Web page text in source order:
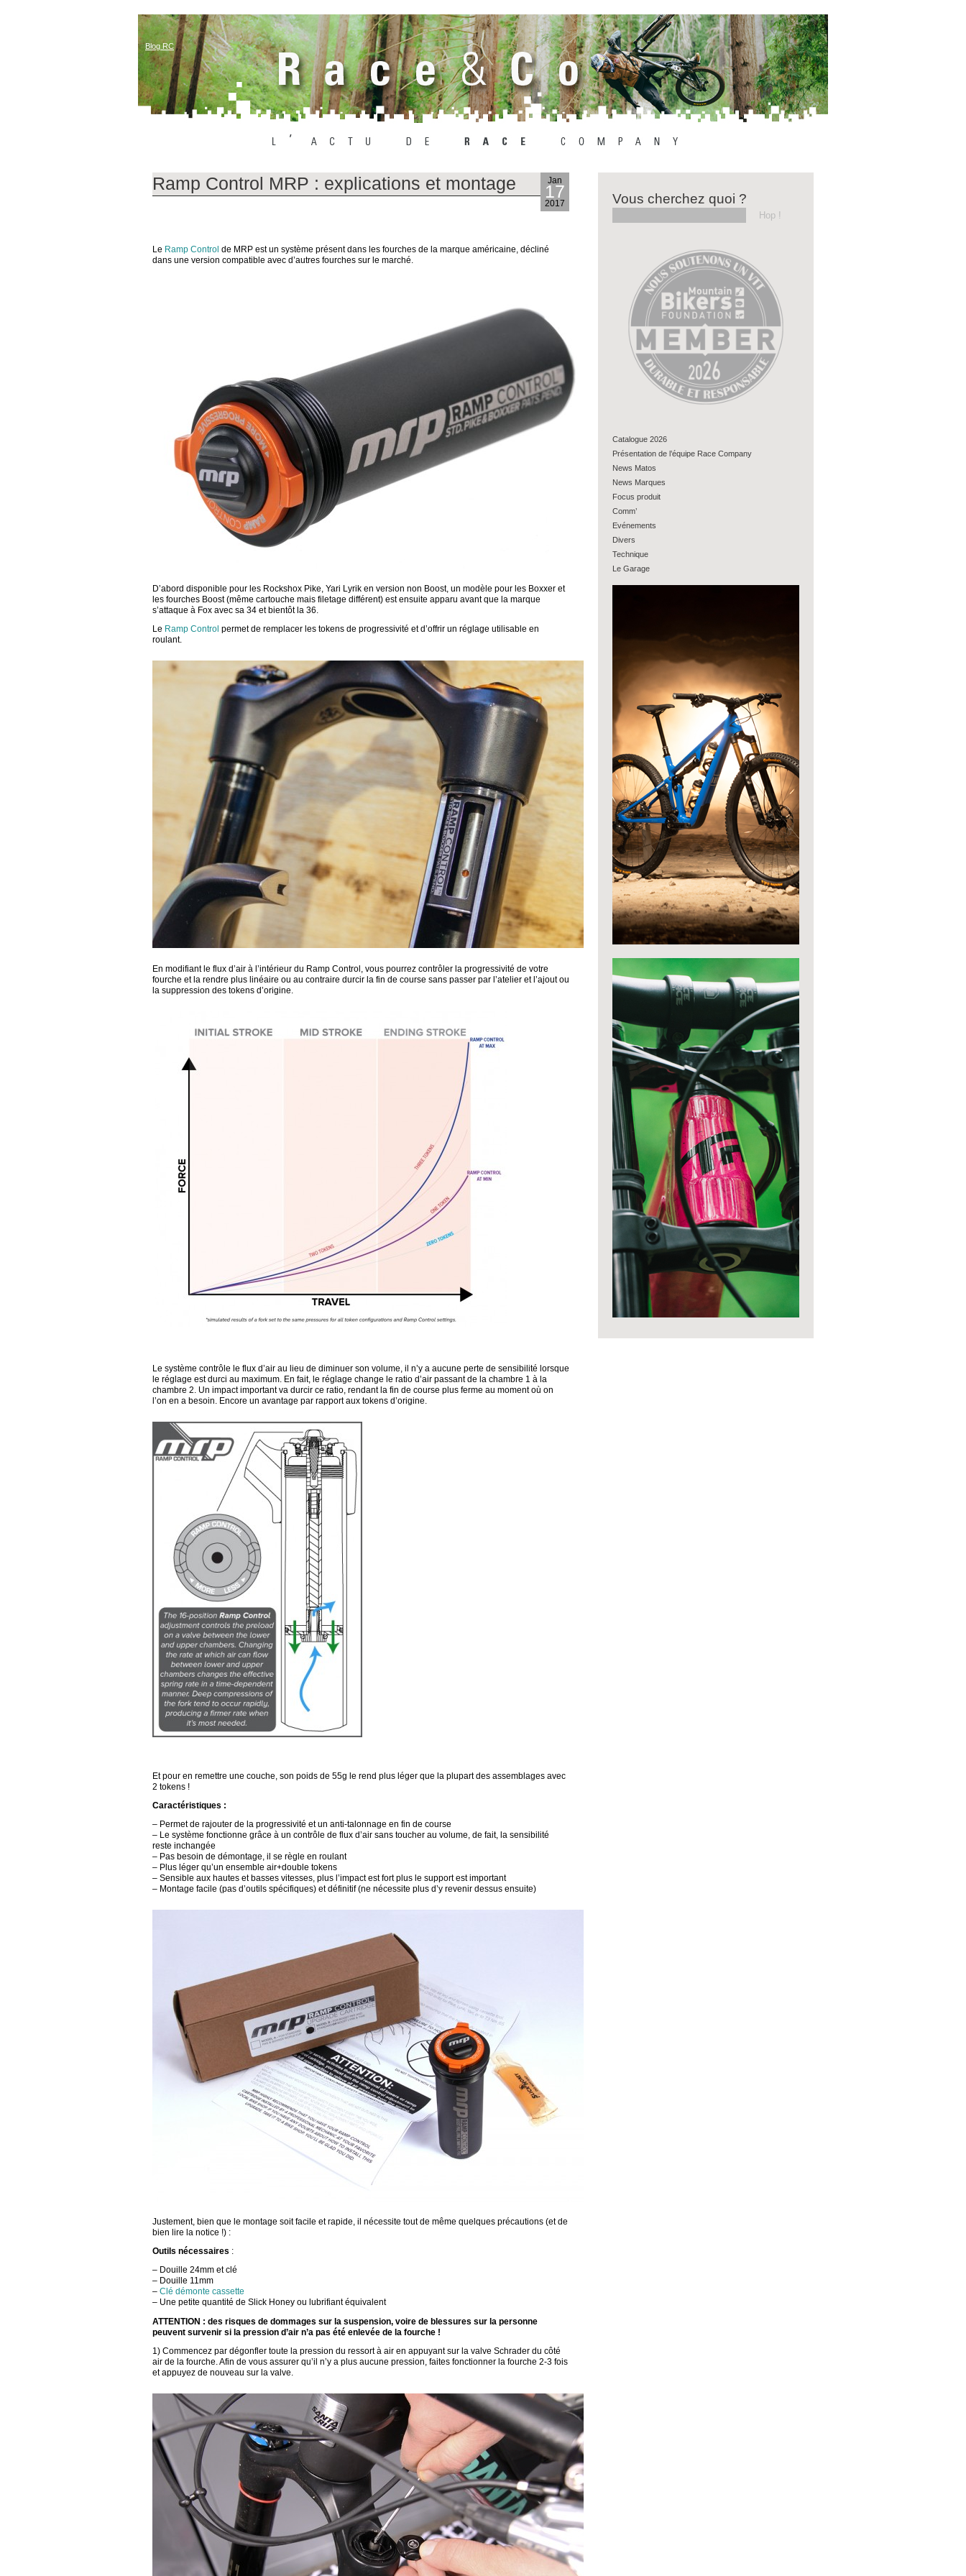
Blog RC
Jan
17
2017
Ramp Control MRP : explications et montage
Le Ramp Control de MRP est un système présent dans les fourches de la marque américaine, décliné
dans une version compatible avec d’autres fourches sur le marché.
D’abord disponible pour les Rockshox Pike, Yari Lyrik en version non Boost, un modèle pour les Boxxer et
les fourches Boost (même cartouche mais filetage différent) est ensuite apparu avant que la marque
s’attaque à Fox avec sa 34 et bientôt la 36.
Le Ramp Control permet de remplacer les tokens de progressivité et d’offrir un réglage utilisable en
roulant.
En modifiant le flux d’air à l’intérieur du Ramp Control, vous pourrez contrôler la progressivité de votre
fourche et la rendre plus linéaire ou au contraire durcir la fin de course sans passer par l’atelier et l’ajout ou
la suppression des tokens d’origine.
Le système contrôle le flux d’air au lieu de diminuer son volume, il n’y a aucune perte de sensibilité lorsque
le réglage est durci au maximum. En fait, le réglage change le ratio d’air passant de la chambre 1 à la
chambre 2. Un impact important va durcir ce ratio, rendant la fin de course plus ferme au moment où on
l’on en a besoin. Encore un avantage par rapport aux tokens d’origine.
Et pour en remettre une couche, son poids de 55g le rend plus léger que la plupart des assemblages avec
2 tokens !
Caractéristiques :
– Permet de rajouter de la progressivité et un anti-talonnage en fin de course
– Le système fonctionne grâce à un contrôle de flux d’air sans toucher au volume, de fait, la sensibilité
reste inchangée
– Pas besoin de démontage, il se règle en roulant
– Plus léger qu’un ensemble air+double tokens
– Sensible aux hautes et basses vitesses, plus l’impact est fort plus le support est important
– Montage facile (pas d’outils spécifiques) et définitif (ne nécessite plus d’y revenir dessus ensuite)
Justement, bien que le montage soit facile et rapide, il nécessite tout de même quelques précautions (et de
bien lire la notice !) :
Outils nécessaires :
– Douille 24mm et clé
– Douille 11mm
– Clé démonte cassette
– Une petite quantité de Slick Honey ou lubrifiant équivalent
ATTENTION : des risques de dommages sur la suspension, voire de blessures sur la personne
peuvent survenir si la pression d’air n’a pas été enlevée de la fourche !
1) Commencez par dégonfler toute la pression du ressort à air en appuyant sur la valve Schrader du côté
air de la fourche. Afin de vous assurer qu’il n’y a plus aucune pression, faites fonctionner la fourche 2-3 fois
et appuyez de nouveau sur la valve.
Vous cherchez quoi ?
Catalogue 2026
Présentation de l’équipe Race Company
News Matos
News Marques
Focus produit
Comm’
Evénements
Divers
Technique
Le Garage